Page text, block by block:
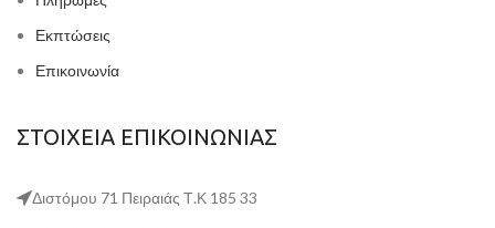
Εκπτώσεις
Επικοινωνία
ΣΤΟΙΧΕΙΑ ΕΠΙΚΟΙΝΩΝΙΑΣ
Διστόμου 71 Πειραιάς Τ.Κ 185 33